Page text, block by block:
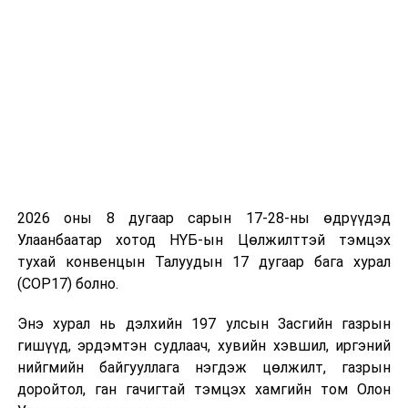
2026 оны 8 дугаар сарын 17-28-ны өдрүүдэд
Улаанбаатар хотод НҮБ-ын Цөлжилттэй тэмцэх
тухай конвенцын Талуудын 17 дугаар бага хурал
(COP17) болно.
Энэ хурал нь дэлхийн 197 улсын Засгийн газрын
гишүүд, эрдэмтэн судлаач, хувийн хэвшил, иргэний
нийгмийн байгууллага нэгдэж цөлжилт, газрын
доройтол, ган гачигтай тэмцэх хамгийн том Олон